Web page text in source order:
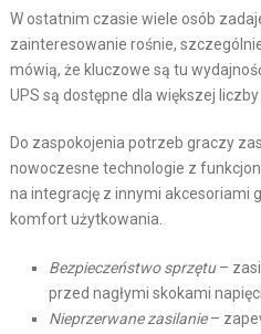
W ostatnim czasie wiele osób
zainteresowanie rośnie,
mówią, że kluczowe są tu
UPS są dostępne dla większej
Do zaspokojenia potrzeb graczy
nowoczesne technologie z
na integrację z innymi akcesoriami
komfort użytkowania.
Bezpieczeństwo sprzętu–
przed nagłymi skokami
Nieprzerwane zasilanie–